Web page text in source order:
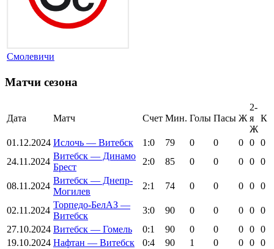
Смолевичи
Матчи сезона
Дата Матч Счет Мин. Голы Пасы Ж
2-
я
Ж
К
01.12.2024 Ислочь — Витебск 1:0 79 0 0 0 0 0
24.11.2024
Витебск — Динамо
Брест
2:0 85 0 0 0 0 0
08.11.2024
Витебск — Днепр-
Могилев
2:1 74 0 0 0 0 0
02.11.2024
Торпедо-БелАЗ —
Витебск
3:0 90 0 0 0 0 0
27.10.2024 Витебск — Гомель 0:1 90 0 0 0 0 0
19.10.2024 Нафтан — Витебск 0:4 90 1 0 0 0 0